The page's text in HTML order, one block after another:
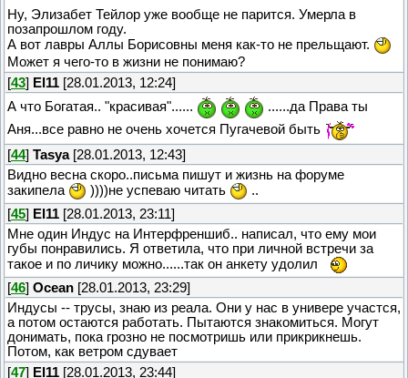
Ну, Элизабет Тейлор уже вообще не парится. Умерла в
позапрошлом году.
А вот лавры Аллы Борисовны меня как-то не прельщают.
Может я чего-то в жизни не понимаю?
[43] El11 [28.01.2013, 12:24]
А что Богатая.. "красивая"......
......да Права ты
Аня...все равно не очень хочется Пугачевой быть
[44] Tasya[28.01.2013, 12:43]
Видно весна скоро..письма пишут и жизнь на форуме
закипела
))))не успеваю читать
..
[45] El11 [28.01.2013, 23:11]
Мне один Индус на Интерфреншиб.. написал, что ему мои
губы понравились. Я ответила, что при личной встречи за
такое и по личику можно......так он анкету удолил
[46] Ocean [28.01.2013, 23:29]
Индусы -- трусы, знаю из реала. Они у нас в универе участся,
а потом остаются работать. Пытаются знакомиться. Могут
донимать, пока грозно не посмотришь или прикрикнешь.
Потом, как ветром сдувает
[47] El11 [28.01.2013, 23:44]